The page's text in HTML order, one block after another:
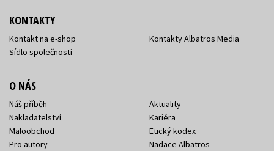
KONTAKTY
Kontakt na e-shop
Sídlo společnosti
Kontakty Albatros Media
O NÁS
Náš příběh
Nakladatelství
Maloobchod
Pro autory
Aktuality
Kariéra
Etický kodex
Nadace Albatros